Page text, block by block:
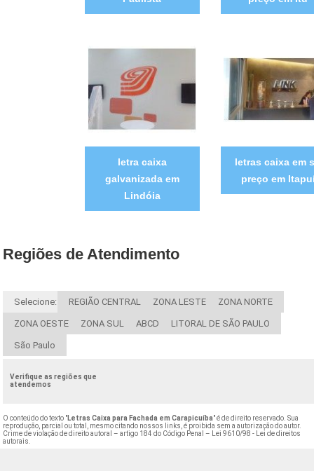
letra caixa
galvanizada em
Lindóia
letras caixa em
preço em
Regiões de Atendimento
Selecione: REGIÃO CENTRAL ZONA LESTE ZONA NORTE
ZONA OESTE ZONA SUL ABCD LITORAL DE SÃO PAULO
São Paulo
Verifique as regiões que
atendemos
O conteúdo do texto "Letras Caixa para Fachada em Carapicuíba" é de direito reservado. Sua
reprodução, parcial ou total, mesmo citando nossos links, é proibida sem a autorização do autor.
Crime de violação de direito autoral – artigo 184 do Código Penal – Lei 9610/98 - Lei de direitos
autorais.